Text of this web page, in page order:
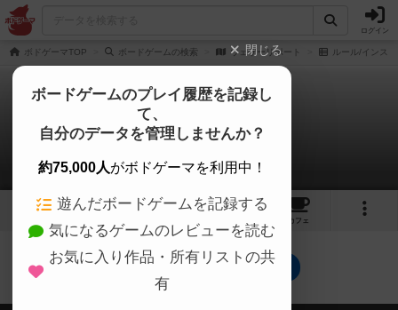
ログイン
ボドゲーマTOP ボードゲームの検索 ウェザーリポート ルール/インスト
ウェザーリポート
0件のルール/インスト
5 2
カフェ
ウェザーリポートのトップに戻る
閉じる
ボードゲームのプレイ履歴を記録し
て、
自分のデータを管理しませんか？
約75,000人がボドゲーマを利用中！
遊んだボードゲームを記録する
気になるゲームのレビューを読む
お気に入り作品・所有リストの共
有